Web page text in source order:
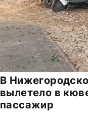
В
вылетело в
пассажир